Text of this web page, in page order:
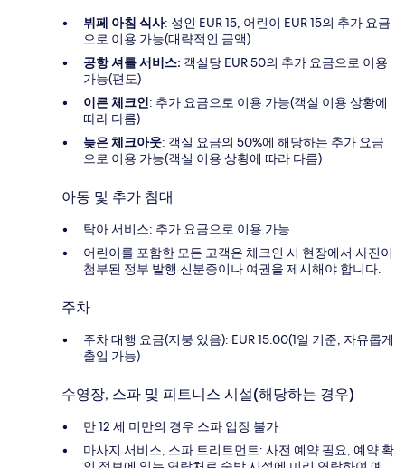
뷔페 아침 식사: 성인 EUR 15, 어린이 EUR 15의 추가 요금
으로 이용 가능(대략적인 금액)
공항 셔틀 서비스: 객실당 EUR 50의 추가 요금으로 이용
가능(편도)
이른 체크인: 추가 요금으로 이용 가능(객실 이용 상황에
따라 다름)
늦은 체크아웃: 객실 요금의 50%에 해당하는 추가 요금
으로 이용 가능(객실 이용 상황에 따라 다름)
아동 및 추가 침대
탁아 서비스: 추가 요금으로 이용 가능
어린이를 포함한 모든 고객은 체크인 시 현장에서 사진이
첨부된 정부 발행 신분증이나 여권을 제시해야 합니다.
주차
주차 대행 요금(지붕 있음): EUR 15.00(1일 기준, 자유롭게
출입 가능)
수영장, 스파 및 피트니스 시설(해당하는 경우)
만 12 세 미만의 경우 스파 입장 불가
마사지 서비스, 스파 트리트먼트: 사전 예약 필요, 예약 확